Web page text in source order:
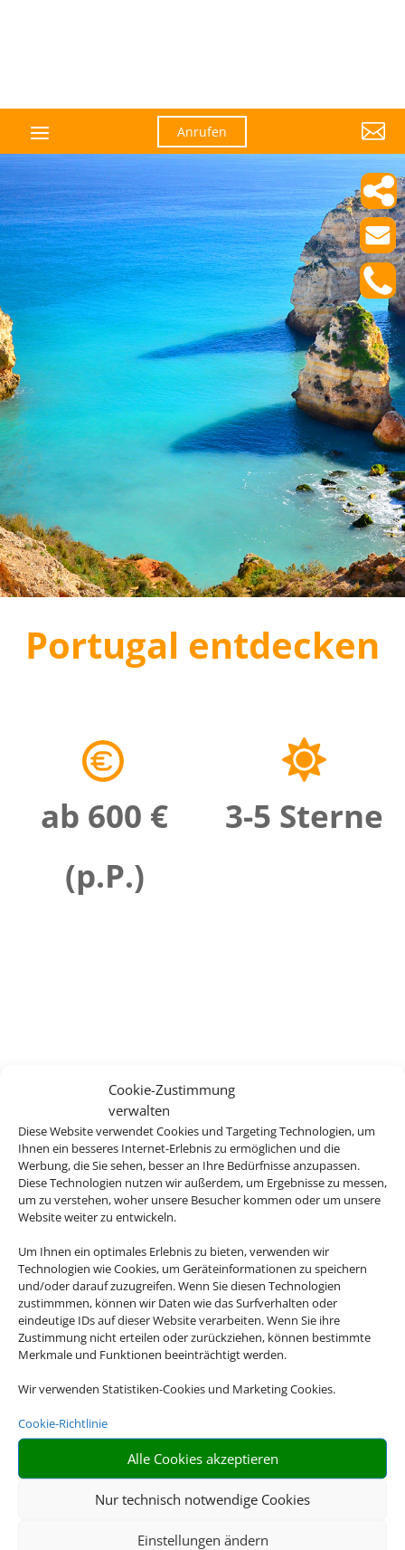
Cookie-Zustimmung
verwalten
Diese Website verwendet Cookies und Targeting Technologien, um
Ihnen ein besseres Internet-Erlebnis zu ermöglichen und die
Werbung, die Sie sehen, besser an Ihre Bedürfnisse anzupassen.
Diese Technologien nutzen wir außerdem, um Ergebnisse zu messen,
um zu verstehen, woher unsere Besucher kommen oder um unsere
Website weiter zu entwickeln.
Um Ihnen ein optimales Erlebnis zu bieten, verwenden wir
Technologien wie Cookies, um Geräteinformationen zu speichern
und/oder darauf zuzugreifen. Wenn Sie diesen Technologien
zustimmmen, können wir Daten wie das Surfverhalten oder
eindeutige IDs auf dieser Website verarbeiten. Wenn Sie ihre
Zustimmung nicht erteilen oder zurückziehen, können bestimmte
Merkmale und Funktionen beeinträchtigt werden.
Wir verwenden Statistiken-Cookies und Marketing Cookies.
Cookie-Richtlinie
Alle Cookies akzeptieren
Nur technisch notwendige Cookies
Einstellungen ändern
Anrufen 
Portugal entdecken
ab 600 €
(p.P.)
3-5 Sterne